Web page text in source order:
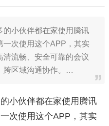
的小伙伴都在家使用腾讯
一次使用这个APP，其实
流畅、安全可靠的会议
跨区域沟通协作。…
小伙伴都在家使用腾讯
次使用这个APP，其实